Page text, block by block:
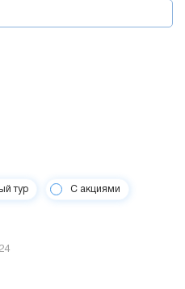
тур С акциями